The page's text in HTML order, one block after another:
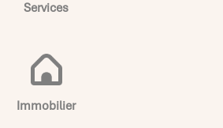
Services
Immobilier